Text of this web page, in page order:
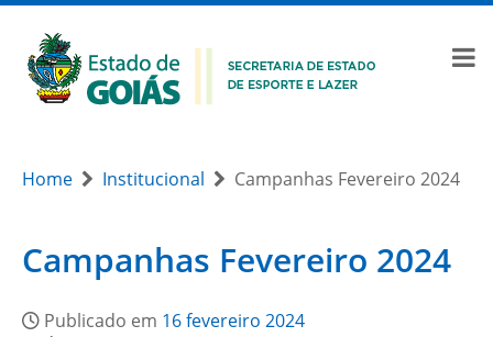
Home Institucional Campanhas Fevereiro 2024
Campanhas Fevereiro 2024
Publicado em 16 fevereiro 2024